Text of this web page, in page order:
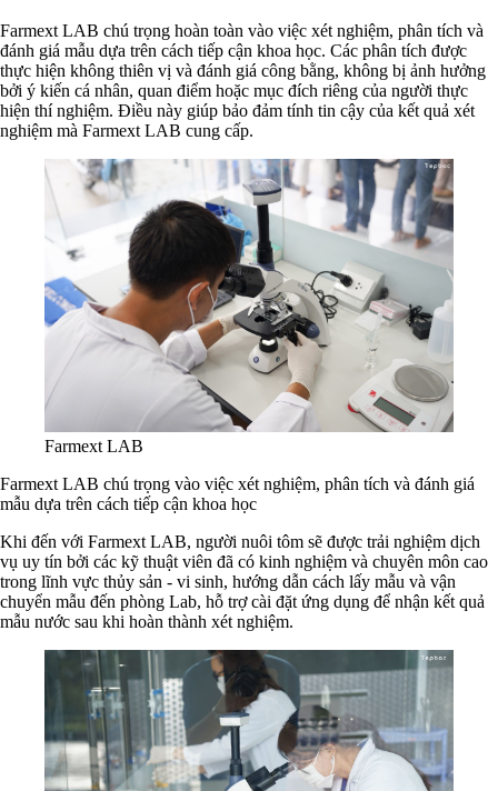
Farmext LAB chú trọng hoàn toàn vào việc xét nghiệm, phân tích và
đánh giá mẫu dựa trên cách tiếp cận khoa học. Các phân tích được
thực hiện không thiên vị và đánh giá công bằng, không bị ảnh hưởng
bởi ý kiến cá nhân, quan điểm hoặc mục đích riêng của người thực
hiện thí nghiệm. Điều này giúp bảo đảm tính tin cậy của kết quả xét
nghiệm mà Farmext LAB cung cấp.
Farmext LAB
Farmext LAB chú trọng vào việc xét nghiệm, phân tích và đánh giá
mẫu dựa trên cách tiếp cận khoa học
Khi đến với Farmext LAB, người nuôi tôm sẽ được trải nghiệm dịch
vụ uy tín bởi các kỹ thuật viên đã có kinh nghiệm và chuyên môn cao
trong lĩnh vực thủy sản - vi sinh, hướng dẫn cách lấy mẫu và vận
chuyển mẫu đến phòng Lab, hỗ trợ cài đặt ứng dụng để nhận kết quả
mẫu nước sau khi hoàn thành xét nghiệm.